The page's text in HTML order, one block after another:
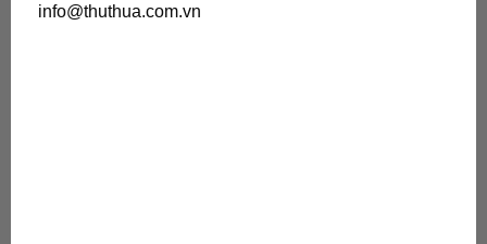
info@thuthua.com.vn